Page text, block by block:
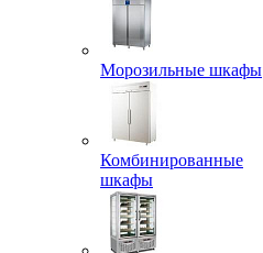
Морозильные шкафы
Комбинированные
шкафы